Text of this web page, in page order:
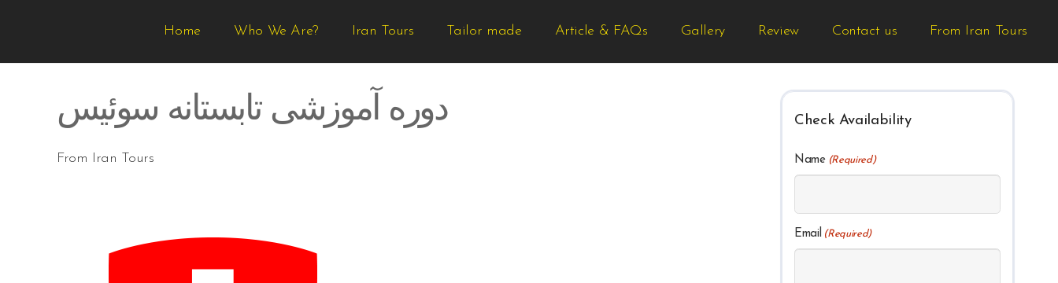
Home Who We Are? Iran Tours Tailor made Article & FAQs Gallery Review Contact us From Iran Tours
دوره آموزشی تابستانه سوئیس
From Iran Tours
Check Availability
Name (Required)
Email (Required)